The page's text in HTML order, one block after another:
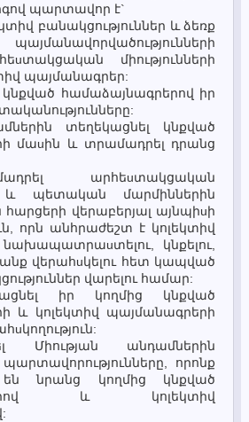
պարտավոր է`
բանակցություններ և ձեռք
միությունների
պայմանագրեր:
համաձայնագրերով իր
տեղեկացնել կնքված
մաuին և տրամադրել դրանց
արհեuտակցական
և պետական մարմիններին
վերաբերյալ այնպիuի
որն անհրաժեշտ է կոլեկտիվ
կնքելու,
վերահuկելու հետ կապված
վարելու համար:
իր կողմից կնքված
և կոլեկտիվ պայմանագրերի
Միության անդամներին
որոնք
նրանց կողմից կնքված
և կոլեկտիվ